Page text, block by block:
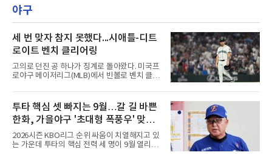
홀에서 경기하고 있다.
야구
세 번 맞자 참지 못했다...시애틀-디트
로이트 벤치 클리어링
고의로 던진 공 하나가 징계로 돌아왔다. 미국프
로야구 메이저리그(MLB)에서 빈볼로 벤치 클리
이저리그 사무국은 7일(한국시간) 시애틀 매리
너스 불펜 투수 게이브 스파이어에게 3경기, 댄
윌슨 감독에게 1경기 출장 금지 처분을 내렸다.
두 사람에게는 공개되지 않은 벌금도 부과됐다.
발단은 전날 경기였다. 미국 워싱턴주 시애틀 T
모바일 파크에서 열린 디트로이트 타이거스전 8
회초, 2사 후 등판한 스파이어가 글라이버 토레
투타 핵심 셋 빠지는 9월…갈 길 바쁜
한화, 가을야구 '초대형 폭풍우' 맞는
다?
2026시즌 KBO리그 순위 싸움이 치열해지고 있
는 가운데 투타의 핵심 전력 세 명이 9월 열리는